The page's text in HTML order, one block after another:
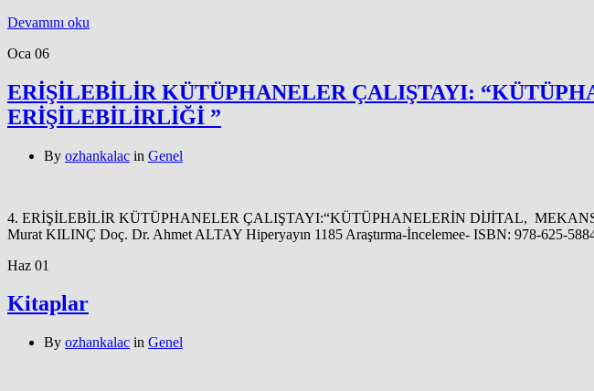
Devamını oku
Oca 06
ERİŞİLEBİLİR KÜTÜPHANELER ÇALIŞTAYI:
ERİŞİLEBİLİRLİĞİ ”
By ozhankalac in Genel
4. ERİŞİLEBİLİR KÜTÜPHANELER ÇALIŞTAYI:“KÜTÜPHANELERİN DİJİTAL,
Murat KILINÇ Doç. Dr. Ahmet ALTAY Hiperyayın 1185 Araştırma-İncelemee- ISBN: 978-625-
Haz 01
Kitaplar
By ozhankalac in Genel